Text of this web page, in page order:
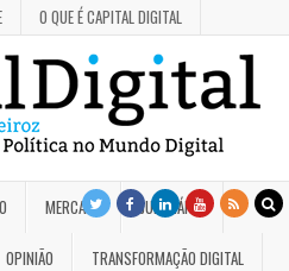
O QUE É CAPITAL DIGITAL
MERCADO JUDICIÁRIO
OPINIÃO TRANSFORMAÇÃO DIGITAL